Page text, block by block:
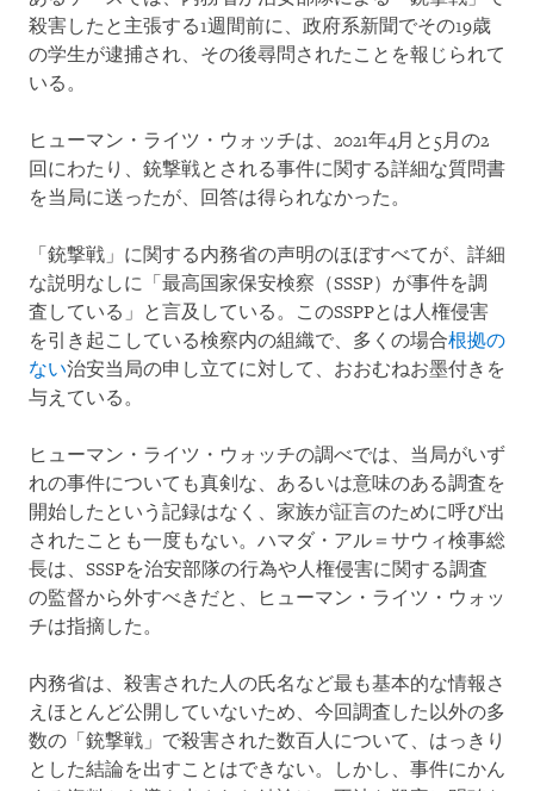
殺害したと主張する1週間前に、政府系新聞でその19歳
の学生が逮捕され、その後尋問されたことを報じられて
いる。
ヒューマン・ライツ・ウォッチは、2021年4月と5月の2
回にわたり、銃撃戦とされる事件に関する詳細な質問書
を当局に送ったが、回答は得られなかった。
「銃撃戦」に関する内務省の声明のほぼすべてが、詳細
な説明なしに「最高国家保安検察（SSSP）が事件を調
査している」と言及している。このSSPPとは人権侵害
を引き起こしている検察内の組織で、多くの場合根拠の
ない治安当局の申し立てに対して、おおむねお墨付きを
与えている。
ヒューマン・ライツ・ウォッチの調べでは、当局がいず
れの事件についても真剣な、あるいは意味のある調査を
開始したという記録はなく、家族が証言のために呼び出
されたことも一度もない。ハマダ・アル＝サウィ検事総
長は、SSSPを治安部隊の行為や人権侵害に関する調査
の監督から外すべきだと、ヒューマン・ライツ・ウォッ
チは指摘した。
内務省は、殺害された人の氏名など最も基本的な情報さ
えほとんど公開していないため、今回調査した以外の多
数の「銃撃戦」で殺害された数百人について、はっきり
とした結論を出すことはできない。しかし、事件にかん